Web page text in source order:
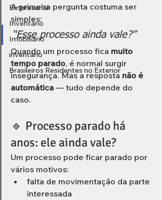
Empresarial
Inventário
Imobiliário
inventário
Brasileiros Residentes no Exterior
A primeira pergunta costuma ser
simples:
“Esse processo ainda vale?”
Quando um processo fica muito
tempo parado, é normal surgir
insegurança. Mas a resposta não é
automática — tudo depende do
caso.
🔹 Processo parado há
anos: ele ainda vale?
Um processo pode ficar parado por
vários motivos:
falta de movimentação da parte
interessada